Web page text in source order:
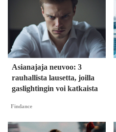
Asianajaja neuvoo: 3
rauhallista lausetta, joilla
gaslightingin voi katkaista
Findance